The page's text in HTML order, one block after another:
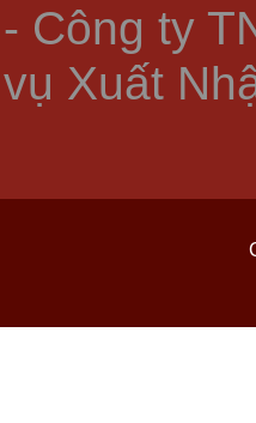
- Công ty
vụ Xuất